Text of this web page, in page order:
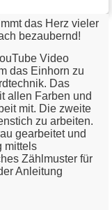
das Herz vieler
bezaubernd!
Video
das Einhorn zu
Das
allen Farben und
mit. Die zweite
zu arbeiten.
gearbeitet und
mittels
Zählmuster für
Anleitung